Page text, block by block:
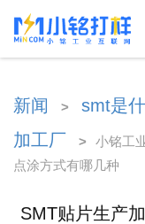
新闻 >
smt是
加工厂
>
小铭工
点涂方式有哪几种
SMT贴片生产